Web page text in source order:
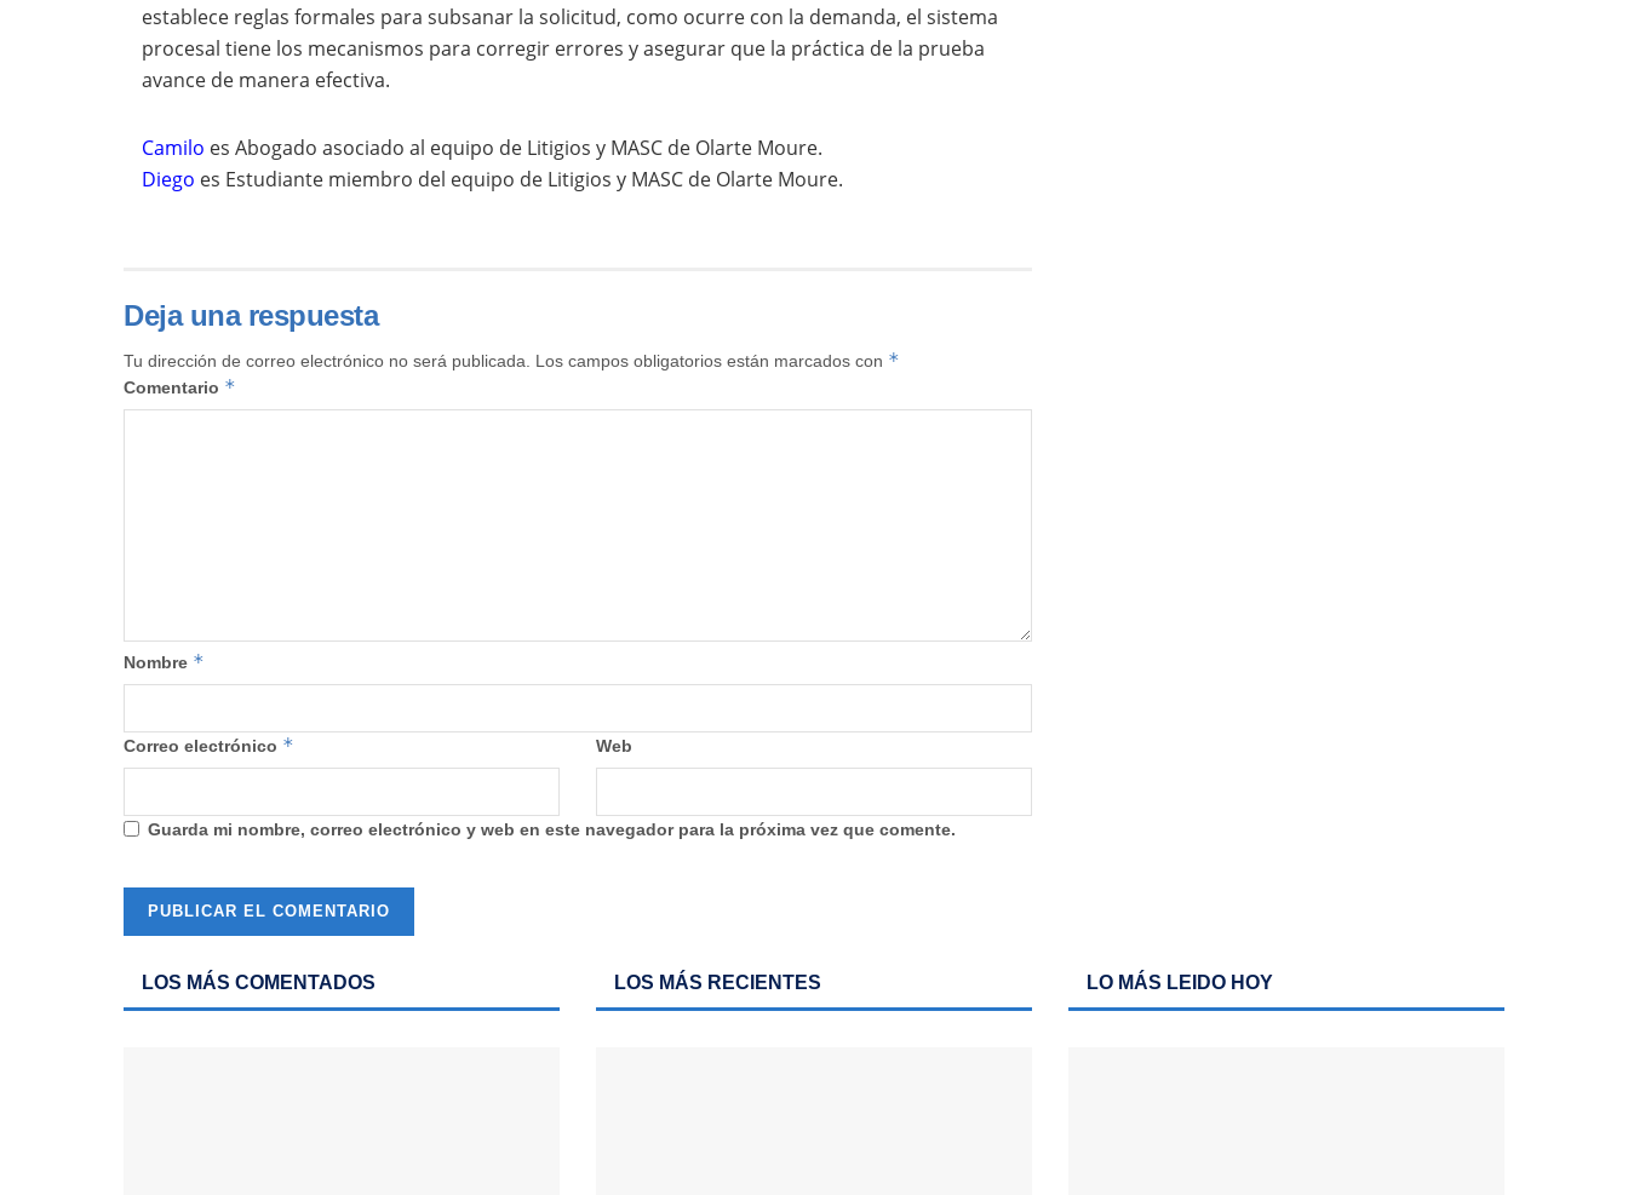
establece reglas formales para subsanar la solicitud, como ocurre con la demanda, el sistema
procesal tiene los mecanismos para corregir errores y asegurar que la práctica de la prueba
avance de manera efectiva.
Camilo es Abogado asociado al equipo de Litigios y MASC de Olarte Moure.
Diego es Estudiante miembro del equipo de Litigios y MASC de Olarte Moure.
Deja una respuesta
Tu dirección de correo electrónico no será publicada. Los campos obligatorios están marcados con *
Comentario *
Nombre *
Correo electrónico * Web
Guarda mi nombre, correo electrónico y web en este navegador para la próxima vez que comente.
LOS MÁS COMENTADOS LOS MÁS RECIENTES LO MÁS LEIDO HOY